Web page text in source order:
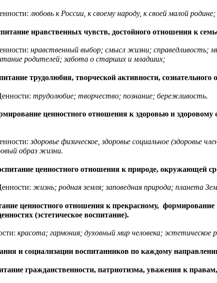
любовь к России, к своему народу, к своей малой
нравственных чувств, достойного отношения к
нравственный выбор; смысл жизни; справедливость;
родителей; забота о старших и младших;
трудолюбия, творческой активности, сознательного
трудолюбие; творчество; познание; бережливость.
ценностного отношения к здоровью и здоровому
здоровье физическое, здоровье социальное (здоровье
образ жизни.
ценностного отношения к природе, окружающей
жизнь; родная земля; заповедная природа; планета
ценностного отношения к прекрасному,
(эстетическое воспитание).
красота; гармония; духовный мир человека;
и социализации воспитанников по каждому
гражданственности, патриотизма, уважения к